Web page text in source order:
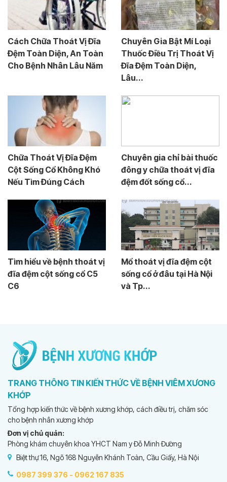
Cách Chữa Thoát Vị Đĩa
Đệm Toàn Diện, An Toàn
Cho Bệnh Nhân Lâu Năm
Chuyên Gia Bật Mí Loại
Thuốc Điều Trị Thoát Vị
Đĩa Đệm Toàn Diện,
Lâu...
Chữa Thoát Vị Đĩa Đệm
Cột Sống Cổ Không Khó
Nếu Tìm Đúng Cách
Chuyên gia chỉ bài thuốc
đông y chữa thoát vị đĩa
đệm đốt sống cổ...
Tìm hiểu về bệnh thoát vị
đĩa đệm cột sống cổ C5
C6
Mổ thoát vị đĩa đệm cột
sống cổ ở đâu tại Hà Nội
và Tp...
TRANG THÔNG TIN KIẾN THỨC VỀ BỆNH VIÊM XƯƠNG
KHỚP
Tổng hợp kiến thức về bệnh xương khớp, cách điều trị, chăm sóc
cho bệnh nhân xương khớp
Đơn vị chủ quản:
Phòng khám chuyên khoa YHCT Nam y Đỗ Minh Đường
Biệt thự 16, Ngõ 168 Nguyễn Khánh Toàn, Cầu Giấy, Hà Nội
0987 399 376 - 0962 167 835